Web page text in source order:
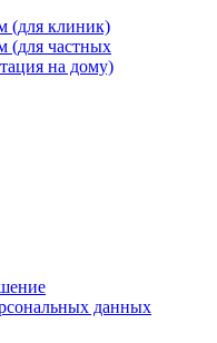
(для клиник)
(для частных
на дому)
данных